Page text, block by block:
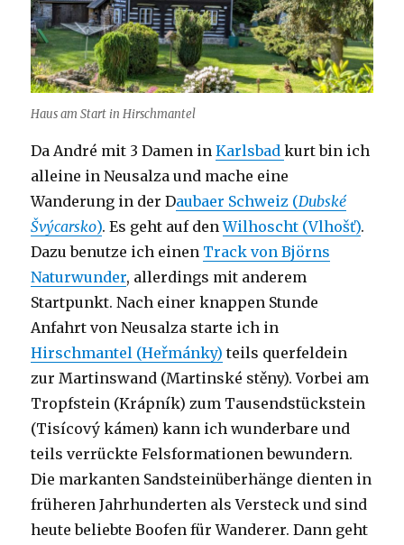
Haus am Start in Hirschmantel
Da André mit 3 Damen inKarlsbadkurt bin ich
alleine in Neusalza und mache eine
Wanderung in der Daubaer Schweiz (Dubské
Švýcarsko). Es geht auf denWilhoscht (Vlhošť).
Dazu benutze ich einen Track von Björns
Naturwunder, allerdings mit anderem
Startpunkt. Nach einer knappen Stunde
Anfahrt von Neusalza starte ich in
Hirschmantel (Heřmánky) teils querfeldein
zur Martinswand (Martinské stěny). Vorbei am
Tropfstein (Krápník) zum Tausendstückstein
(Tisícový kámen) kann ich wunderbare und
teils verrückte Felsformationen bewundern.
Die markanten Sandsteinüberhänge dienten in
früheren Jahrhunderten als Versteck und sind
heute beliebte Boofen für Wanderer. Dann geht